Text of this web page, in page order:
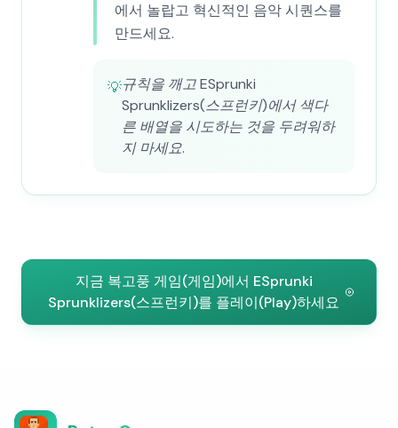
에서 놀랍고 혁신적인 음악 시퀀스를
만드세요.
💡규칙을 깨고 ESprunki
Sprunklizers(스프런키)에서 색다
른 배열을 시도하는 것을 두려워하
지 마세요.
지금 복고풍 게임(게임)에서 ESprunki
Sprunklizers(스프런키)를 플레이(Play)하세요